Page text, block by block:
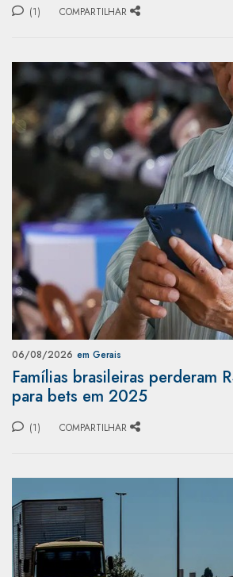
(1) COMPARTILHAR
06/08/2026 em Gerais
Famílias brasileiras perderam
para bets em 2025
(1) COMPARTILHAR